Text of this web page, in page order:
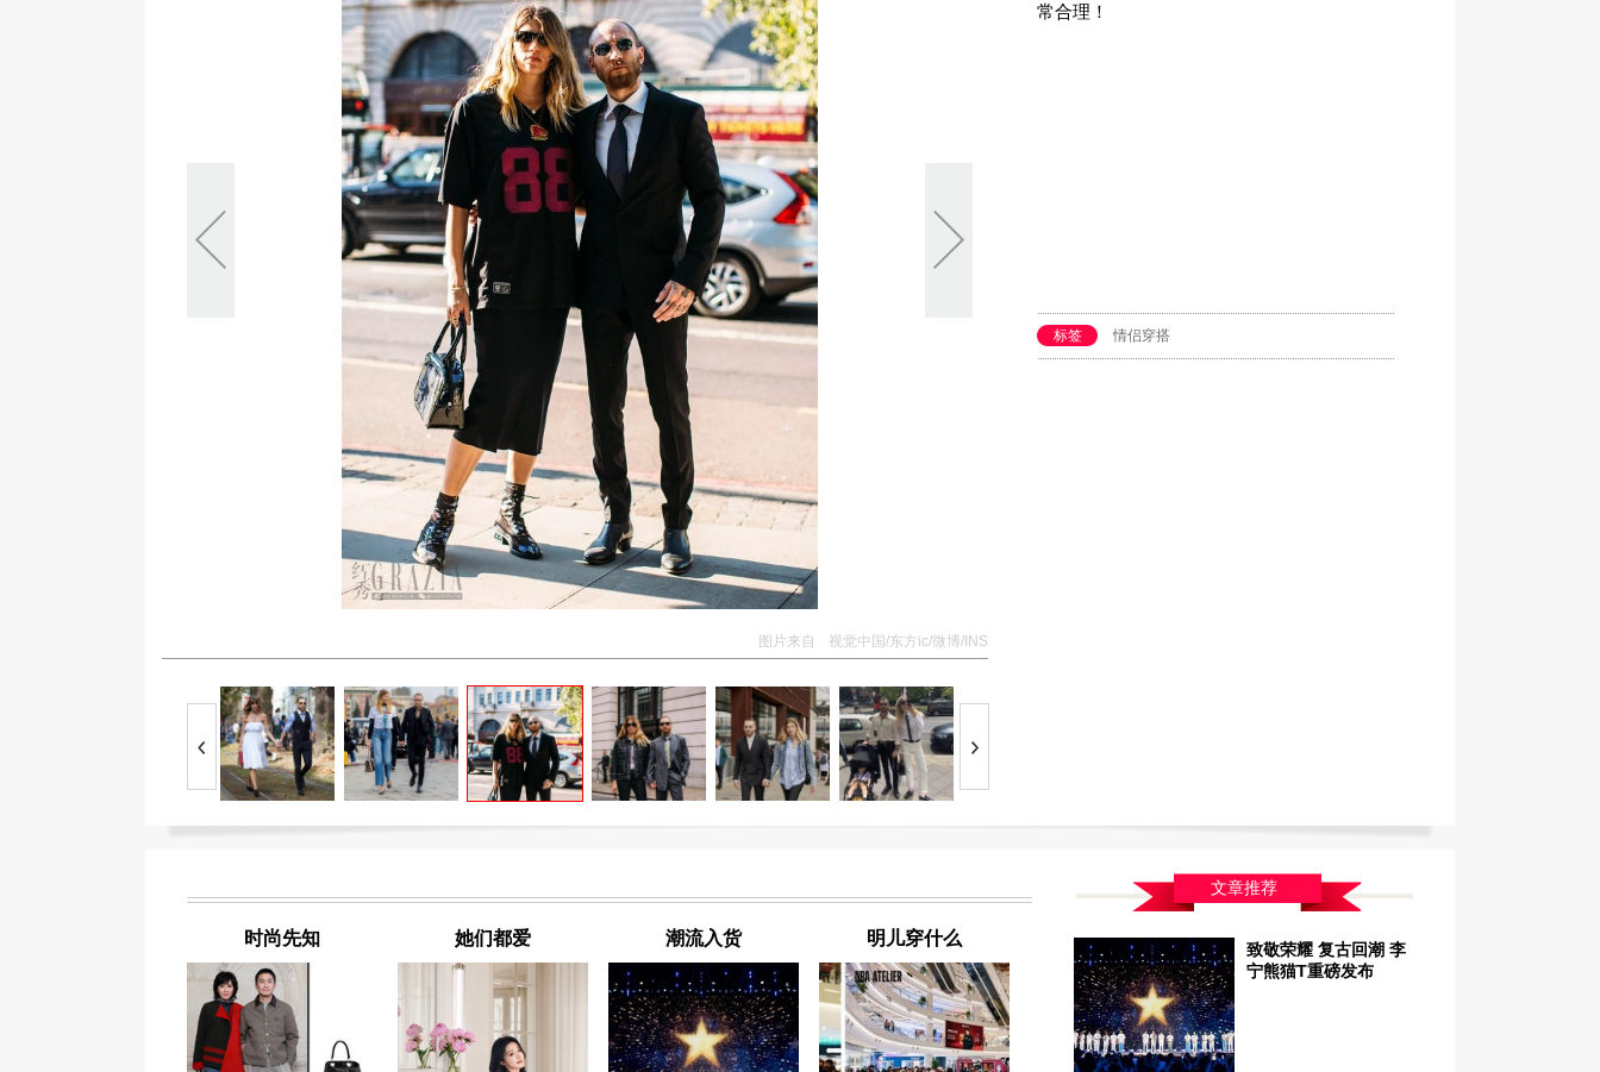
图片来自 视觉中国/东方ic/微博/INS
常合理！
标签 情侣穿搭
时尚先知 她们都爱 潮流入货 明儿穿什么
文章推荐
致敬荣耀 复古回潮 李
宁熊猫T重磅发布